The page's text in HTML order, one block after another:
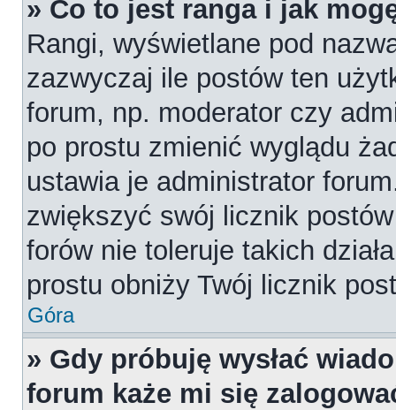
» Co to jest ranga i jak
Rangi, wyświetlane pod
zazwyczaj ile postów ten
forum, np. moderator czy
po prostu zmienić wyglądu
ustawia je administrator
zwiększyć swój licznik
forów nie toleruje takich
prostu obniży Twój licznik
Góra
» Gdy próbuję wysłać
forum każe mi się